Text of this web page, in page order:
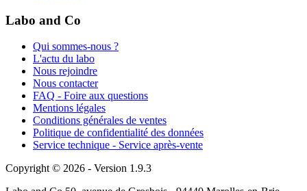
Labo and Co
Qui sommes-nous ?
L'actu du labo
Nous rejoindre
Nous contacter
FAQ - Foire aux questions
Mentions légales
Conditions générales de ventes
Politique de confidentialité des données
Service technique - Service après-vente
Copyright © 2026 - Version 1.9.3